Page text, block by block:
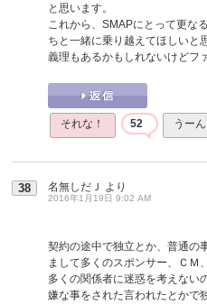
と思います。
これから、SMAPにとって更な
ちと一緒に乗り越えてほしいと
義理もあるかもしれないけどフ
それな！ 52 うーん
38 名無しだＪ より
2016年1月19日 9:02 AM
契約の途中で独立とか、普通の
まして多くのスポンサー、ＣＭ
多くの関係者に迷惑を考えない
嫌な事をされた言われたとかで